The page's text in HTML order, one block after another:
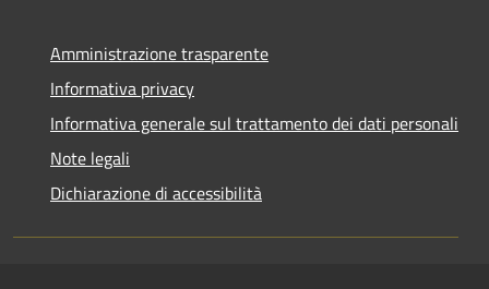
Amministrazione trasparente
Informativa privacy
Informativa generale sul trattamento dei dati personali
Note legali
Dichiarazione di accessibilità